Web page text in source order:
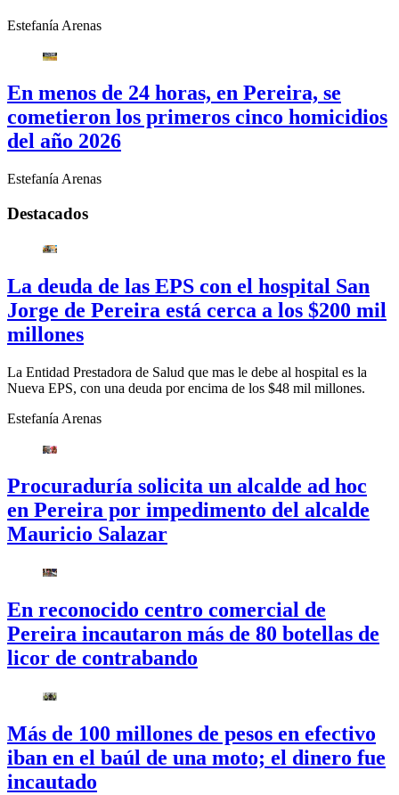
Estefanía Arenas
En menos de 24 horas, en Pereira, se
cometieron los primeros cinco homicidios
del año 2026
Estefanía Arenas
Destacados
La deuda de las EPS con el hospital San
Jorge de Pereira está cerca a los $200 mil
millones
La Entidad Prestadora de Salud que mas le debe al hospital es la
Nueva EPS, con una deuda por encima de los $48 mil millones.
Estefanía Arenas
Procuraduría solicita un alcalde ad hoc
en Pereira por impedimento del alcalde
Mauricio Salazar
En reconocido centro comercial de
Pereira incautaron más de 80 botellas de
licor de contrabando
Más de 100 millones de pesos en efectivo
iban en el baúl de una moto; el dinero fue
incautado